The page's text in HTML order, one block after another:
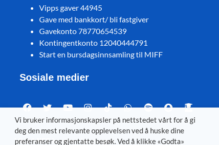
Vipps gaver 44945
Gave med bankkort/ bli fastgiver
Gavekonto 78770654539
Kontingentkonto 12040444791
Start en bursdagsinnsamling til MIFF
Sosiale medier
Visit MIFF in other languages
Vi bruker informasjonskapsler på nettstedet vårt for å gi
deg den mest relevante opplevelsen ved å huske dine
preferanser og gjentatte besøk. Ved å klikke «Godta»